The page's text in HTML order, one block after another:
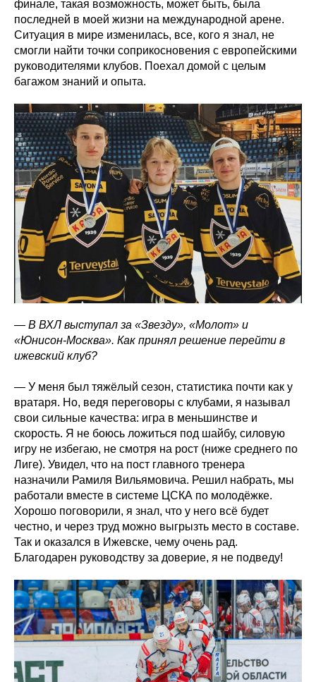
финале, такая возможность, может быть, была
последней в моей жизни на международной арене.
Ситуация в мире изменилась, все, кого я знал, не
смогли найти точки соприкосновения с европейскими
руководителями клубов. Поехал домой с целым
багажом знаний и опыта.
— В ВХЛ выступал за «Звезду», «Молот» и
«Юнисон-Москва». Как принял решение перейти в
ижевский клуб?
— У меня был тяжёлый сезон, статистика почти как у
вратаря. Но, ведя переговоры с клубами, я называл
свои сильные качества: игра в меньшинстве и
скорость. Я не боюсь ложиться под шайбу, силовую
игру не избегаю, не смотря на рост (ниже среднего по
Лиге). Увидел, что на пост главного тренера
назначили Рамиля Вильямовича. Решил набрать, мы
работали вместе в системе ЦСКА по молодёжке.
Хорошо поговорили, я знал, что у него всё будет
честно, и через труд можно выгрызть место в составе.
Так и оказался в Ижевске, чему очень рад.
Благодарен руководству за доверие, я не подведу!